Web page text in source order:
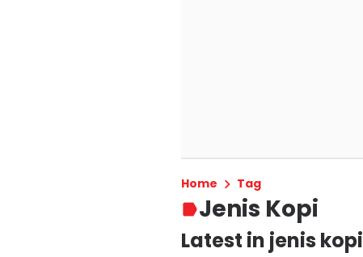
Home Tag
Jenis Kopi
Latest in jenis kopi